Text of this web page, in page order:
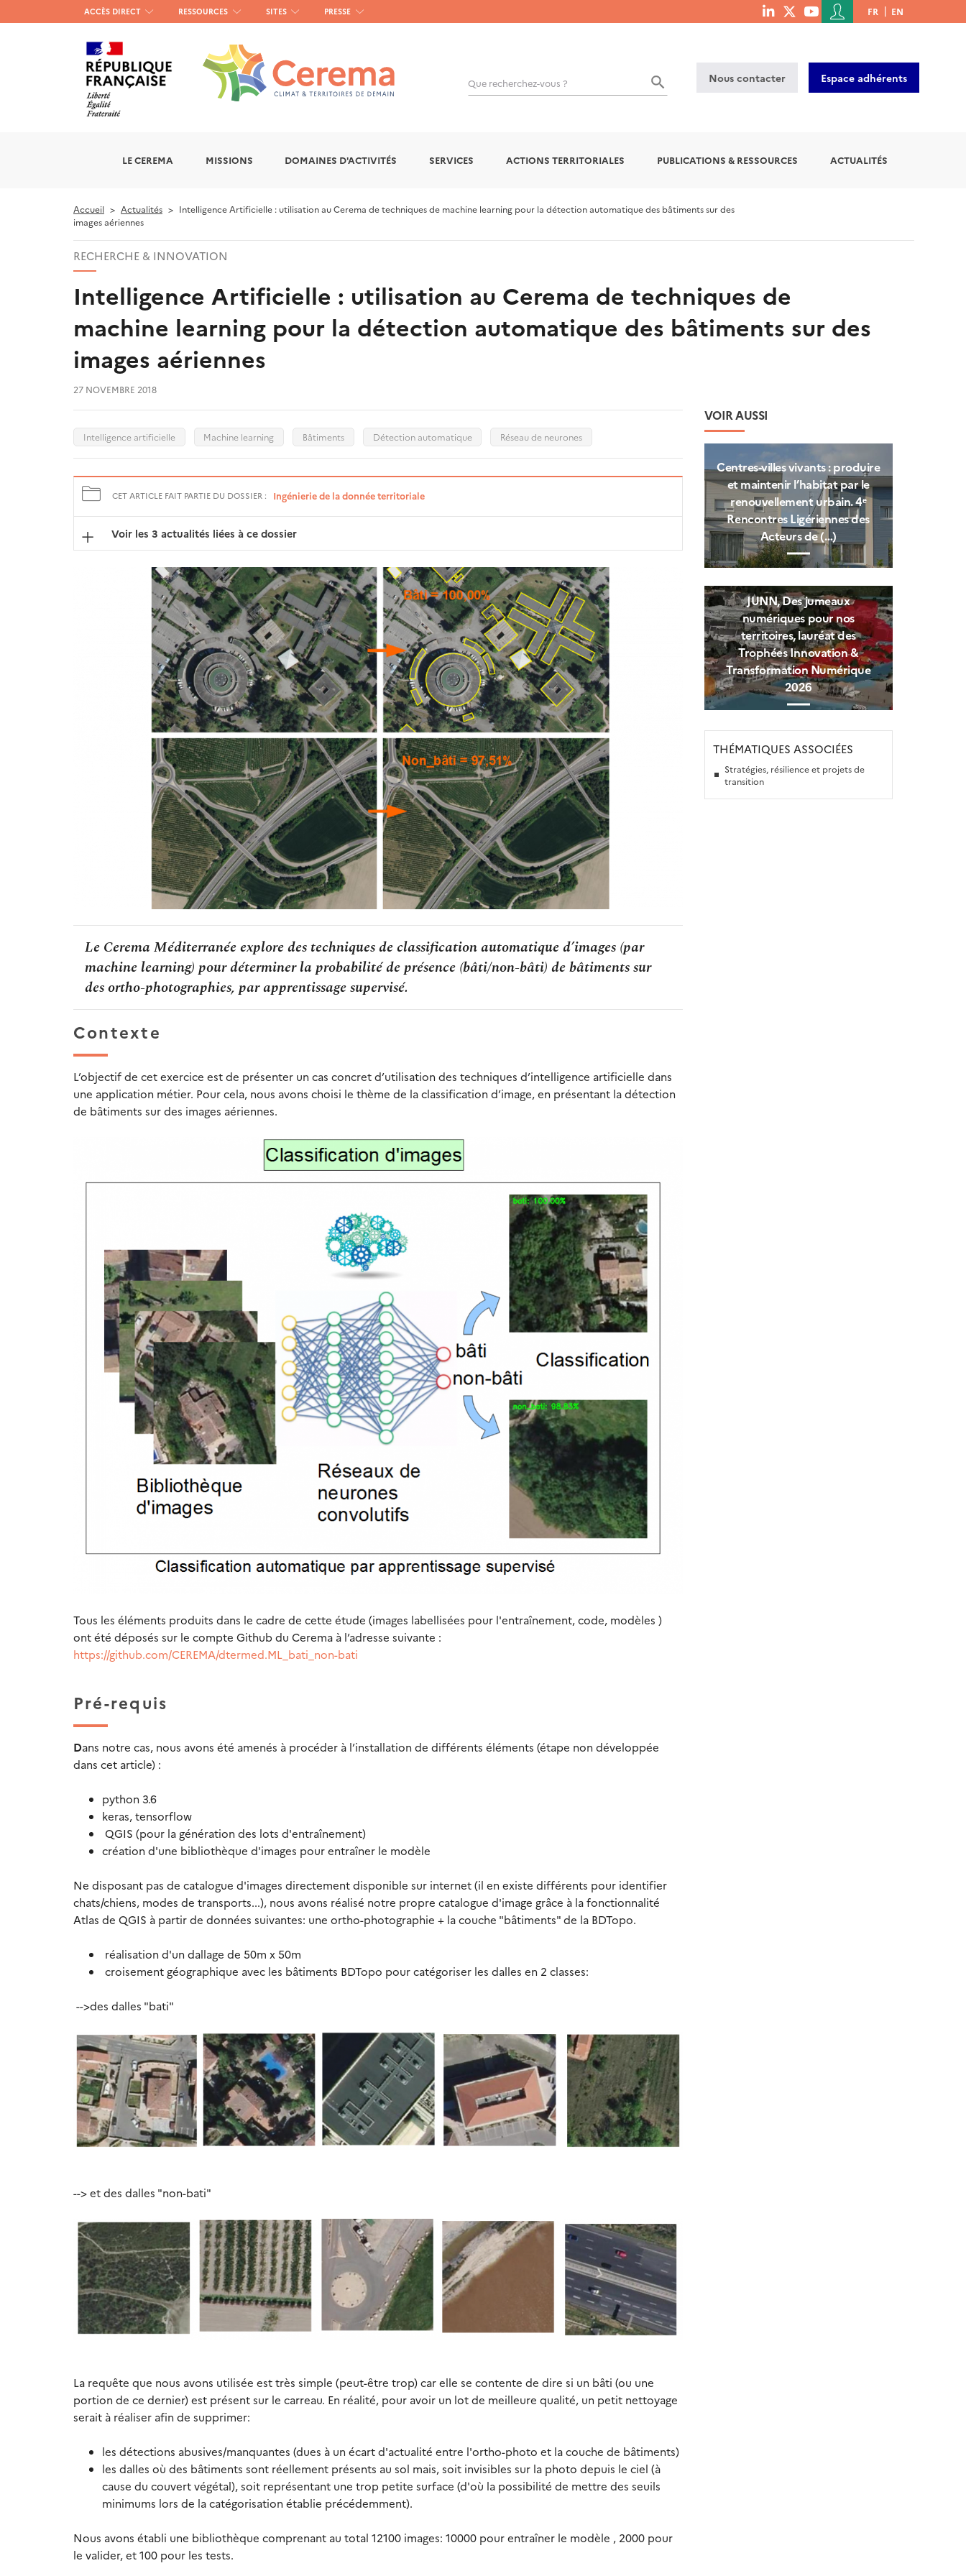
Menu
haut
gauche
ACCÈS DIRECT RESSOURCES SITES PRESSE
menu
Menu
du
de
l'utilisateur
FR EN
Que recherchez-vous ? Nous contacter Espace adhérents
LE CEREMA MISSIONS DOMAINES D'ACTIVITÉS SERVICES ACTIONS TERRITORIALES PUBLICATIONS & RESSOURCES ACTUALITÉS
Accueil Actualités
Intelligence Artificielle : utilisation au Cerema de techniques de machine learning pour la détection automatique des bâtiments sur des
images aériennes
RECHERCHE & INNOVATION
Intelligence Artificielle : utilisation au Cerema de techniques de
machine learning pour la détection automatique des bâtiments sur des
images aériennes
27 NOVEMBRE 2018
Intelligence artificielle Machine learning Bâtiments Détection automatique Réseau de neurones
CET ARTICLE FAIT PARTIE DU DOSSIER : Ingénierie de la donnée territoriale
Voir les 3 actualités liées à ce dossier
Le Cerema Méditerranée explore des techniques de classification automatique d’images (par
machine learning) pour déterminer la probabilité de présence (bâti/non-bâti) de bâtiments sur
des ortho-photographies, par apprentissage supervisé.
Contexte
L’objectif de cet exercice est de présenter un cas concret d’utilisation des techniques d’intelligence artificielle dans
une application métier. Pour cela, nous avons choisi le thème de la classification d’image, en présentant la détection
de bâtiments sur des images aériennes.
Tous les éléments produits dans le cadre de cette étude (images labellisées pour l'entraînement, code, modèles )
ont été déposés sur le compte Github du Cerema à l’adresse suivante :
https://github.com/CEREMA/dtermed.ML_bati_non-bati
Pré-requis
Dans notre cas, nous avons été amenés à procéder à l’installation de différents éléments (étape non développée
dans cet article) :
python 3.6
keras, tensorflow
QGIS (pour la génération des lots d'entraînement)
création d'une bibliothèque d'images pour entraîner le modèle
Ne disposant pas de catalogue d'images directement disponible sur internet (il en existe différents pour identifier
chats/chiens, modes de transports...), nous avons réalisé notre propre catalogue d'image grâce à la fonctionnalité
Atlas de QGIS à partir de données suivantes: une ortho-photographie + la couche "bâtiments" de la BDTopo.
réalisation d'un dallage de 50m x 50m
croisement géographique avec les bâtiments BDTopo pour catégoriser les dalles en 2 classes:
-->des dalles "bati"
--> et des dalles "non-bati"
La requête que nous avons utilisée est très simple (peut-être trop) car elle se contente de dire si un bâti (ou une
portion de ce dernier) est présent sur le carreau. En réalité, pour avoir un lot de meilleure qualité, un petit nettoyage
serait à réaliser afin de supprimer:
les détections abusives/manquantes (dues à un écart d'actualité entre l'ortho-photo et la couche de bâtiments)
les dalles où des bâtiments sont réellement présents au sol mais, soit invisibles sur la photo depuis le ciel (à
cause du couvert végétal), soit représentant une trop petite surface (d'où la possibilité de mettre des seuils
minimums lors de la catégorisation établie précédemment).
Nous avons établi une bibliothèque comprenant au total 12100 images: 10000 pour entraîner le modèle , 2000 pour
le valider, et 100 pour les tests.
VOIR AUSSI
Centres‑villes vivants : produire
et maintenir l’habitat par le
renouvellement urbain. 4ᵉ
Rencontres Ligériennes des
Acteurs de (…)
JUNN, Des jumeaux
numériques pour nos
territoires, lauréat des
Trophées Innovation &
Transformation Numérique
2026
THÉMATIQUES ASSOCIÉES
Stratégies, résilience et projets de
transition